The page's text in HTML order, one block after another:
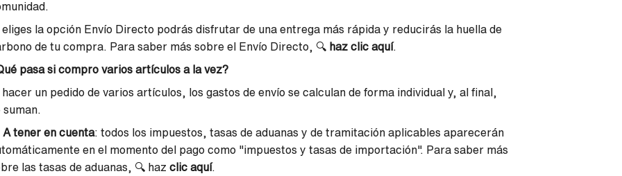
eliges la opción Envío Directo podrás disfrutar de una entrega más rápida y reducirás la huella de
de tu compra. Para saber más sobre el Envío Directo, 🔍 haz clic aquí.
pasa si compro varios artículos a la vez?
hacer un pedido de varios artículos, los gastos de envío se calculan de forma individual y, al final,
suman.
A tener en cuenta: todos los impuestos, tasas de aduanas y de tramitación aplicables aparecerán
en el momento del pago como "impuestos y tasas de importación". Para saber más
las tasas de aduanas, 🔍 haz clic aquí.